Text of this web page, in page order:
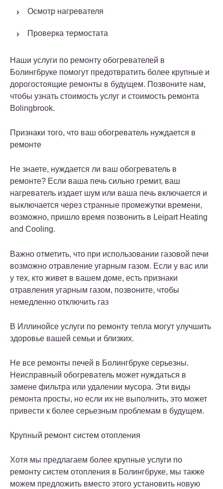
Осмотр нагревателя
Проверка термостата
Наши услуги по ремонту обогревателей в
Болингбруке помогут предотвратить более крупные и
дорогостоящие ремонты в будущем. Позвоните нам,
чтобы узнать стоимость услуг и стоимость ремонта
Bolingbrook.
Признаки того, что ваш обогреватель нуждается в
ремонте
Не знаете, нуждается ли ваш обогреватель в
ремонте? Если ваша печь сильно гремит, ваш
нагреватель издает шум или ваша печь включается и
выключается через странные промежутки времени,
возможно, пришло время позвонить в Leipart Heating
and Cooling.
Важно отметить, что при использовании газовой печи
возможно отравление угарным газом. Если у вас или
у тех, кто живет в вашем доме, есть признаки
отравления угарным газом, позвоните, чтобы
немедленно отключить газ
В Иллинойсе услуги по ремонту тепла могут улучшить
здоровье вашей семьи и близких.
Не все ремонты печей в Болингбруке серьезны.
Неисправный обогреватель может нуждаться в
замене фильтра или удалении мусора. Эти виды
ремонта просты, но если их не выполнить, это может
привести к более серьезным проблемам в будущем.
Крупный ремонт систем отопления
Хотя мы предлагаем более крупные услуги по
ремонту систем отопления в Болингбруке, мы также
можем предложить вместо этого установить новую